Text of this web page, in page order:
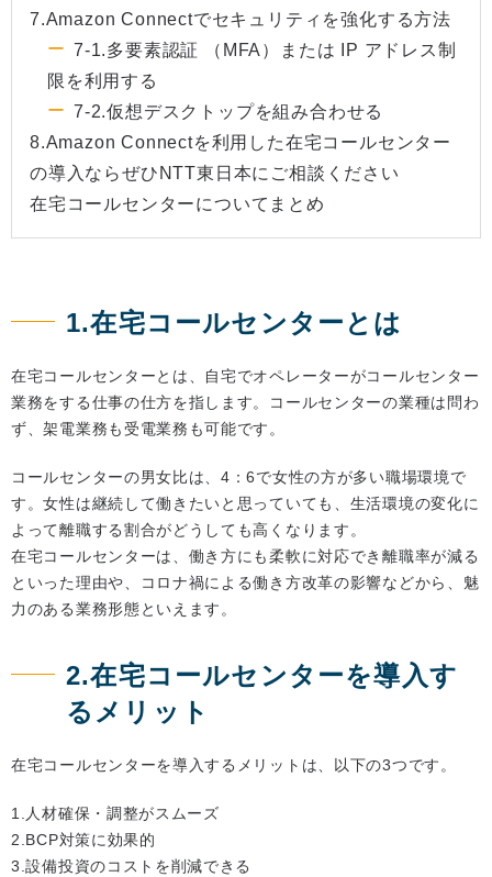
7.Amazon Connectでセキュリティを強化する方法
7-1.多要素認証 （MFA）または IP アドレス制
限を利用する
7-2.仮想デスクトップを組み合わせる
8.Amazon Connectを利用した在宅コールセンター
の導入ならぜひNTT東日本にご相談ください
在宅コールセンターについてまとめ
1.在宅コールセンターとは
在宅コールセンターとは、自宅でオペレーターがコールセンター
業務をする仕事の仕方を指します。コールセンターの業種は問わ
ず、架電業務も受電業務も可能です。
コールセンターの男女比は、4：6で女性の方が多い職場環境で
す。女性は継続して働きたいと思っていても、生活環境の変化に
よって離職する割合がどうしても高くなります。
在宅コールセンターは、働き方にも柔軟に対応でき離職率が減る
といった理由や、コロナ禍による働き方改革の影響などから、魅
力のある業務形態といえます。
2.在宅コールセンターを導入す
るメリット
在宅コールセンターを導入するメリットは、以下の3つです。
1.人材確保・調整がスムーズ
2.BCP対策に効果的
3.設備投資のコストを削減できる